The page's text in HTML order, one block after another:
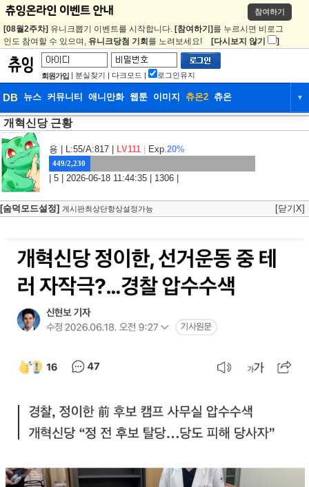
참여하기
[08월2주차] 유니크뽑기 이벤트를 시작합니다. [참여하기] 를 누르시면 비로그
인도 참여할 수 있으며, 유니크당첨 기회 를 노려보세요! [다시보지 않기 ]
회원가입 | 분실찾기 | 다크모드 | 로그인유지
DB 뉴스 커뮤니티 애니만화 웹툰 이미지 츄온2 츄온 ▼
DB
웹툰 이미지 츄온2
개혁신당 근황
용 | L:55/A:817 | LV111 Exp.20%
449/2,230
| 5 | 2026-06-18 11:44:35 | 1306 |
[숨덕모드설정] 게시판최상단항상설정가능 [닫기X]